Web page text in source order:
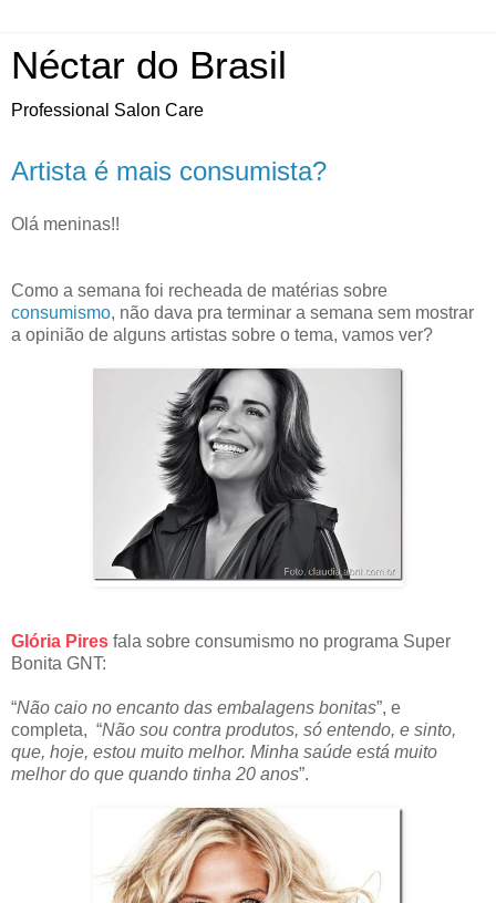
Néctar do Brasil
Professional Salon Care
Artista é mais consumista?
Olá meninas!!
Como a semana foi recheada de matérias sobre
consumismo, não dava pra terminar a semana sem mostrar
a opinião de alguns artistas sobre o tema, vamos ver?
Glória Pires fala sobre consumismo no programa Super
Bonita GNT:
“Não caio no encanto das embalagens bonitas”, e
completa, “Não sou contra produtos, só entendo, e sinto,
que, hoje, estou muito melhor. Minha saúde está muito
melhor do que quando tinha 20 anos”.